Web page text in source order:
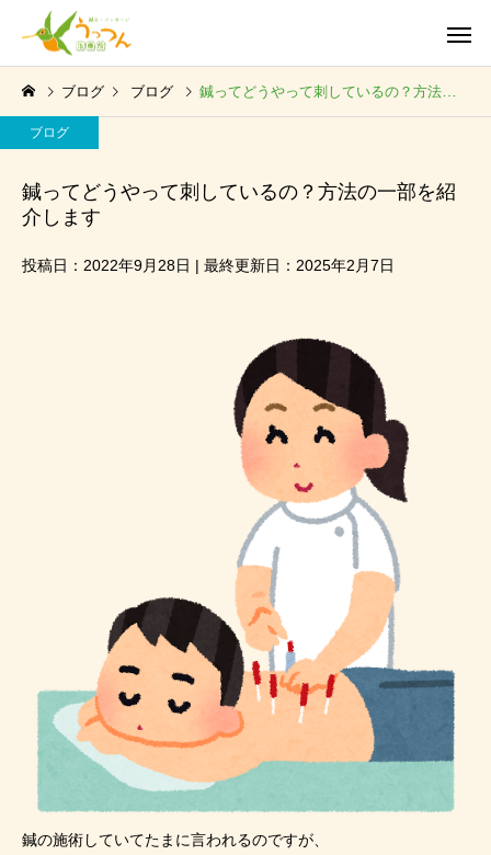
ブログ ブログ 鍼ってどうやって刺しているの？方法の一部を紹介します
ブログ
鍼ってどうやって刺しているの？方法の一部を紹
介します
投稿日：2022年9月28日 | 最終更新日：2025年2月7日
鍼の施術していてたまに言われるのですが、